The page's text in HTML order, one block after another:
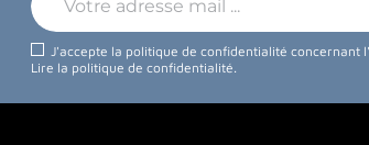
J'accepte la politique de confidentialité concernant
Lire la politique de confidentialité.